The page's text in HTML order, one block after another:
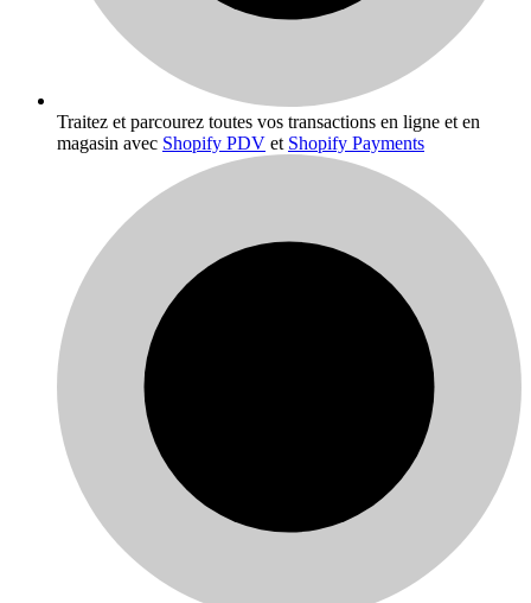
Traitez et parcourez toutes vos transactions en ligne et en
magasin avec Shopify PDV et Shopify Payments